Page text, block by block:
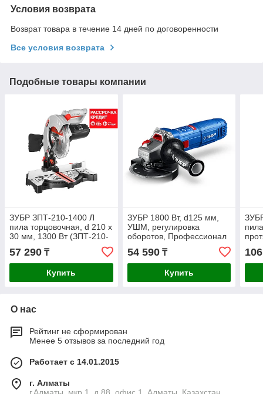
Условия возврата
Возврат товара в течение 14 дней по договоренности
Все условия возврата
Подобные товары компании
ЗУБР ЗПТ-210-1400 Л
пила торцовочная, d 210 х
30 мм, 1300 Вт (ЗПТ-210-
57 290 ₸
Купить
ЗУБР 1800 Вт, d125 мм,
УШМ, регулировка
оборотов, Профессионал
(УШМ-П125-1800 ЭПСТ)
54 590₸
Купить
ПЛ)
О нас
Рейтинг не сформирован
Менее 5 отзывов за последний год
Работает с 14.01.2015
г. Алматы